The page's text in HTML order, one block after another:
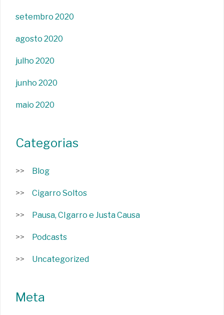
setembro 2020
agosto 2020
julho 2020
junho 2020
maio 2020
Categorias
Blog
Cigarro Soltos
Pausa, CIgarro e Justa Causa
Podcasts
Uncategorized
Meta